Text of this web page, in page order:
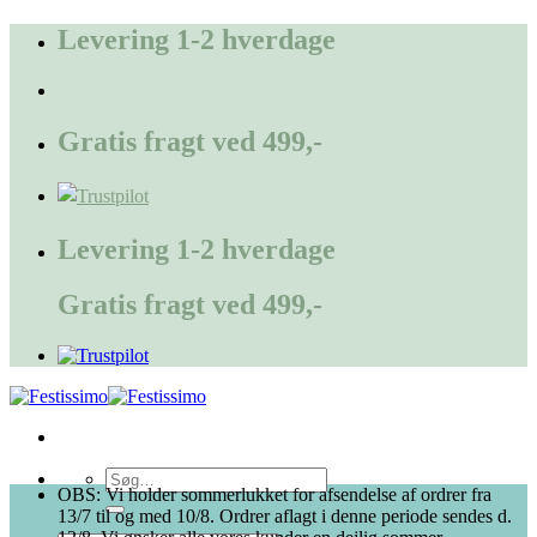
FortsætLevering 1-2 hverdage
Gratis fragt ved 499,-
Levering 1-2 hverdage
Gratis fragt ved 499,-
Søg
efter:
OBS: Vi holder sommerlukket for afsendelse af ordrer fra
13/7 til og med 10/8. Ordrer aflagt i denne periode sendes d.